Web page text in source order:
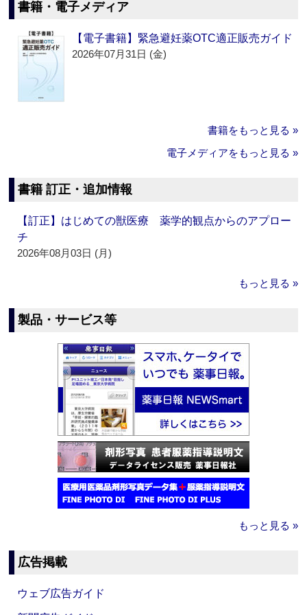
書籍・電子メディア
【電子書籍】緊急避妊薬OTC適正販売ガイド
2026年07月31日 (金)
書籍をもっと見る »
電子メディアをもっと見る »
書籍 訂正・追加情報
【訂正】はじめての獣医療 薬学的観点からのアプロー
チ
2026年08月03日 (月)
もっと見る »
製品・サービス等
もっと見る »
広告掲載
ウェブ広告ガイド